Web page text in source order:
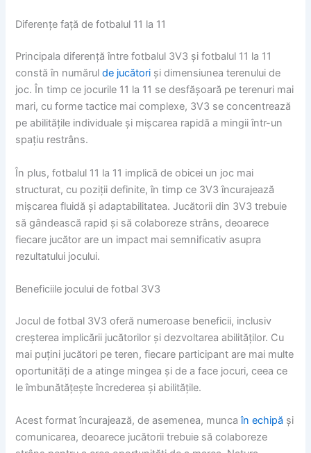
Diferențe față de fotbalul 11 la 11
Principala diferență între fotbalul 3V3 și fotbalul 11 la 11
constă în numărulde jucători și dimensiunea terenului de
joc. În timp ce jocurile 11 la 11 se desfășoară pe terenuri mai
mari, cu forme tactice mai complexe, 3V3 se concentrează
pe abilitățile individuale și mișcarea rapidă a mingii într-un
spațiu restrâns.
În plus, fotbalul 11 la 11 implică de obicei un joc mai
structurat, cu poziții definite, în timp ce 3V3 încurajează
mișcarea fluidă și adaptabilitatea. Jucătorii din 3V3 trebuie
să gândească rapid și să colaboreze strâns, deoarece
fiecare jucător are un impact mai semnificativ asupra
rezultatului jocului.
Beneficiile jocului de fotbal 3V3
Jocul de fotbal 3V3 oferă numeroase beneficii, inclusiv
creșterea implicării jucătorilor și dezvoltarea abilităților. Cu
mai puțini jucători pe teren, fiecare participant are mai multe
oportunități de a atinge mingea și de a face jocuri, ceea ce
le îmbunătățește încrederea și abilitățile.
Acest format încurajează, de asemenea, muncaîn echipă și
comunicarea, deoarece jucătorii trebuie să colaboreze